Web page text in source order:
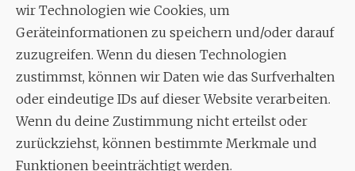
wir Technologien wie Cookies, um
Geräteinformationen zu speichern und/oder darauf
zuzugreifen. Wenn du diesen Technologien
zustimmst, können wir Daten wie das Surfverhalten
oder eindeutige IDs auf dieser Website verarbeiten.
Wenn du deine Zustimmung nicht erteilst oder
zurückziehst, können bestimmte Merkmale und
Funktionen beeinträchtigt werden.
70619 Stuttgart
MUSIK
Musikalischer Leiter:
Enrico Trummer
Tel.+49 (0)177 / 34 23 57 1